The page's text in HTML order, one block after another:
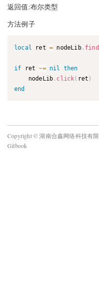
返回值:布尔类型
方法例子
local ret = nodeLib.
if ret ~= nil
then
    nodeLib
. click( ret )
end
Copyright © 湖南合鑫网络科技有
Gitbook